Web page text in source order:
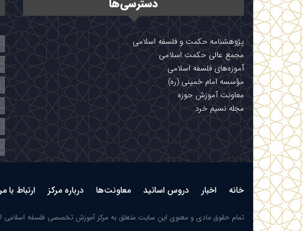
دسترسی‌ها
پژوهشنامه حکمت و فلسفه اسلامی
مجمع عالی حکمت اسلامی
آموزه‌های فلسفه اسلامی
مؤسسه امام خمینی (ره)
معاونت آموزش حوزه
مجله نسیم خرد
خانه اخبار دروس اساتید معاونت‌ها درباره مرکز ارتباط با
تمام حقوق مادی و معنوی این سایت متعلق به مرکز آموزش تخصصی فلسفه